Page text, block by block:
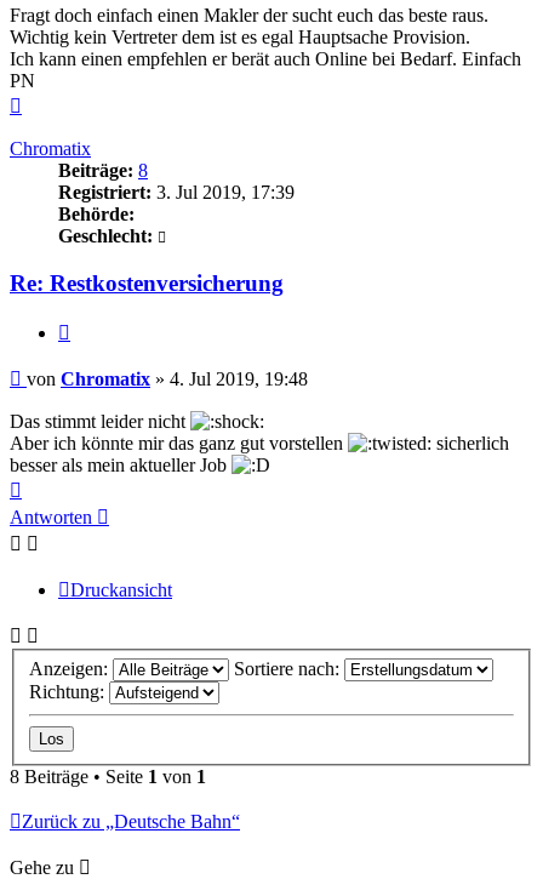
Fragt doch einfach einen Makler der sucht euch das beste raus.
Wichtig kein Vertreter dem ist es egal Hauptsache Provision.
Ich kann einen empfehlen er berät auch Online bei Bedarf. Einfach
PN
Chromatix
Beiträge: 8
Registriert: 3. Jul 2019, 17:39
Behörde:
Geschlecht:
Re: Restkostenversicherung
Beitrag
von Chromatix » 4. Jul 2019, 19:48
Das stimmt leider nicht
Aber ich könnte mir das ganz gut vorstellen
sicherlich
besser als mein aktueller Job
oben
Antworten
Druckansicht
Anzeigen:
Sortiere nach:
Richtung:
8 Beiträge • Seite 1 von 1
Zurück zu „Deutsche Bahn“
Gehe zu